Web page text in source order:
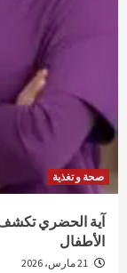
صحة و تغذية
آية الحضري تكشف
الأطفال